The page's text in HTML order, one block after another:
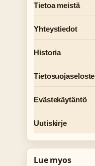
Tietoa meistä
Yhteystiedot
Historia
Tietosuojaseloste
Evästekäytäntö
Uutiskirje
Lue myos